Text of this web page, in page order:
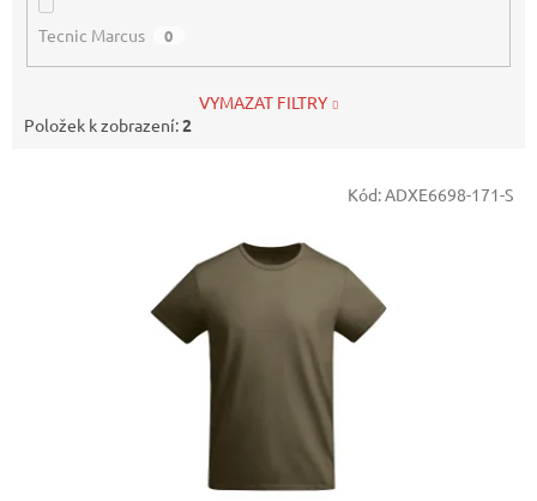
Tecnic Marcus 0
VYMAZAT FILTRY
Položek k zobrazení:2
Kód:ADXE6698-171-S